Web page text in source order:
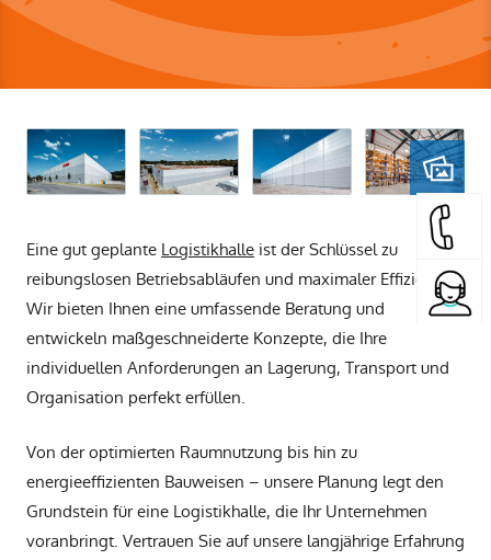
Eine gut geplante Logistikhalle ist der Schlüssel zu
reibungslosen Betriebsabläufen und maximaler Effizienz.
Wir bieten Ihnen eine umfassende Beratung und
entwickeln maßgeschneiderte Konzepte, die Ihre
individuellen Anforderungen an Lagerung, Transport und
Organisation perfekt erfüllen.
Von der optimierten Raumnutzung bis hin zu
energieeffizienten Bauweisen – unsere Planung legt den
Grundstein für eine Logistikhalle, die Ihr Unternehmen
voranbringt. Vertrauen Sie auf unsere langjährige Erfahrung